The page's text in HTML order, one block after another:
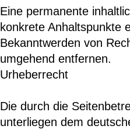
Eine permanente
konkrete Anhaltspunkte
Bekanntwerden von
umgehend entfernen.
Urheberrecht
Die durch die
unterliegen dem